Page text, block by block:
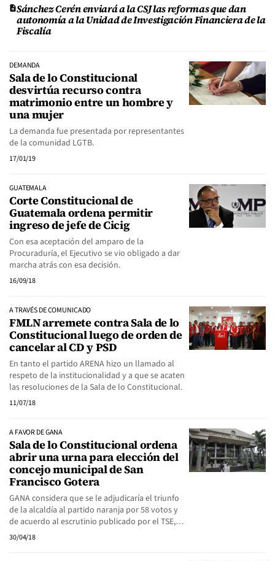
Sánchez Cerén enviará a la CSJ las reformas que dan
autonomía a la Unidad de Investigación Financiera de la
Fiscalía
DEMANDA
Sala de lo Constitucional
desvirtúa recurso contra
matrimonio entre un hombre y
una mujer
La demanda fue presentada por representantes
de la comunidad LGTB.
17/01/19
GUATEMALA
Corte Constitucional de
Guatemala ordena permitir
ingreso de jefe de Cicig
Con esa aceptación del amparo de la
Procuraduría, el Ejecutivo se vio obligado a dar
marcha atrás con esa decisión.
16/09/18
A TRAVÉS DE COMUNICADO
FMLN arremete contra Sala de lo
Constitucional luego de orden de
cancelar al CD y PSD
En tanto el partido ARENA hizo un llamado al
respeto de la institucionalidad y a que se acaten
las resoluciones de la Sala de lo Constitucional.
11/07/18
A FAVOR DE GANA
Sala de lo Constitucional ordena
abrir una urna para elección del
concejo municipal de San
Francisco Gotera
GANA considera que se le adjudicaría el triunfo
de la alcaldía al partido naranja por 58 votos y
de acuerdo al escrutinio publicado por el TSE,…
30/04/18